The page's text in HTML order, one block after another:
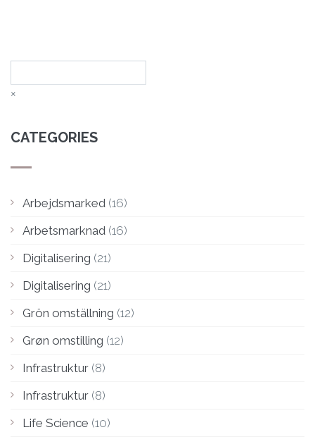
×
CATEGORIES
Arbejdsmarked (16)
Arbetsmarknad (16)
Digitalisering (21)
Digitalisering (21)
Grön omställning (12)
Grøn omstilling (12)
Infrastruktur (8)
Infrastruktur (8)
Life Science (10)